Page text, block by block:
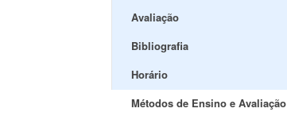
Avaliação
Bibliografia
Horário
Métodos de Ensino e Avaliação